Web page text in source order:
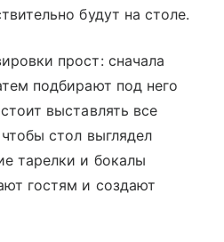
будут на столе.
прост: сначала
подбирают под него
выставлять все
стол выглядел
тарелки и бокалы
гостям и создают